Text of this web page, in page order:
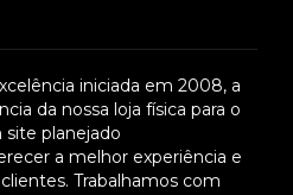
iniciada em 2008, a
da nossa loja física para o
planejado
a melhor experiência e
Trabalhamos com